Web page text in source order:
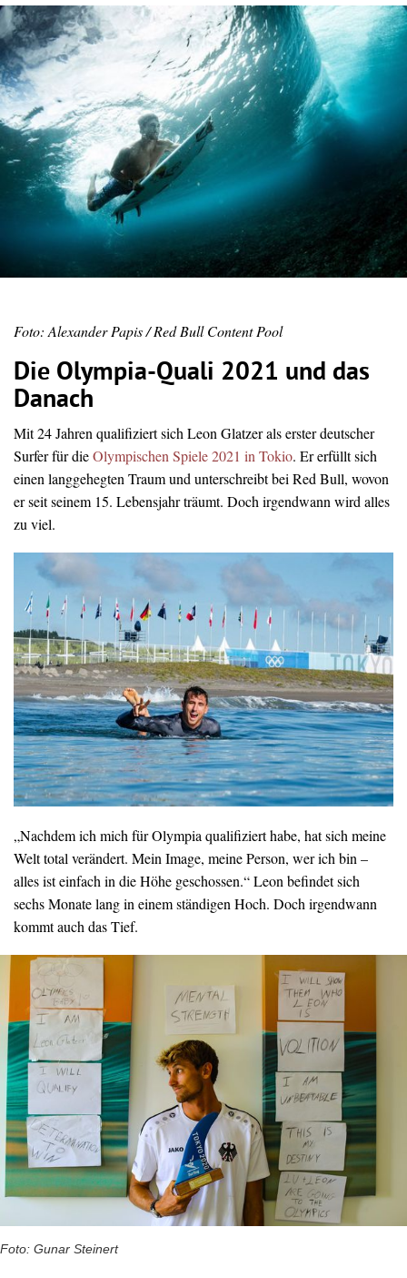
Foto: Alexander Papis / Red Bull Content Pool
Die Olympia-Quali 2021 und das
Danach
Mit 24 Jahren qualifiziert sich Leon Glatzer als erster deutscher
Surfer für dieOlympischen Spiele 2021 in Tokio. Er erfüllt sich
einen langgehegten Traum und unterschreibt bei Red Bull, wovon
er seit seinem 15. Lebensjahr träumt. Doch irgendwann wird alles
zu viel.
„Nachdem ich mich für Olympia qualifiziert habe, hat sich meine
Welt total verändert. Mein Image, meine Person, wer ich bin –
alles ist einfach in die Höhe geschossen.“ Leon befindet sich
sechs Monate lang in einem ständigen Hoch. Doch irgendwann
kommt auch das Tief.
Foto: Gunar Steinert